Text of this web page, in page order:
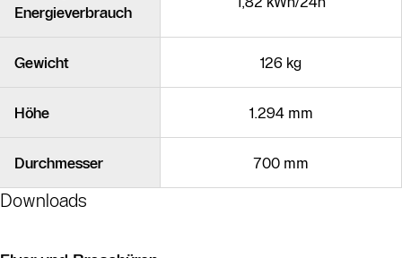
Energieverbrauch
Gewicht 126 kg
Höhe 1.294 mm
Durchmesser 700 mm
Downloads